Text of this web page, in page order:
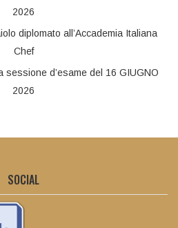
2026
diplomato all’Accademia Italiana
Chef
sessione d’esame del 16 GIUGNO
2026
SOCIAL